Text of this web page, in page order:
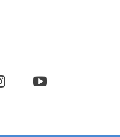
instagramyoutube